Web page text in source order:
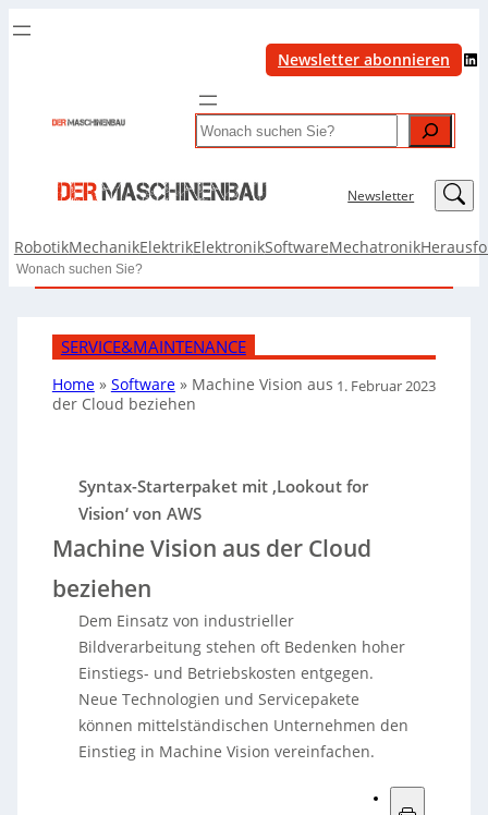
Newsletter abonnieren LinkedIn
Search
Newsletter LinkedIn
RobotikMechanikElektrikElektronikSoftwareMechatronik
Search
SERVICE&MAINTENANCE
Home» Software» Machine Vision aus
der Cloud beziehen
1. Februar 2023
Syntax-Starterpaket mit ‚Lookout for
Vision‘ von AWS
Machine Vision aus der Cloud
beziehen
Dem Einsatz von industrieller
Bildverarbeitung stehen oft Bedenken hoher
Einstiegs- und Betriebskosten entgegen.
Neue Technologien und Servicepakete
können mittelständischen Unternehmen den
Einstieg in Machine Vision vereinfachen.